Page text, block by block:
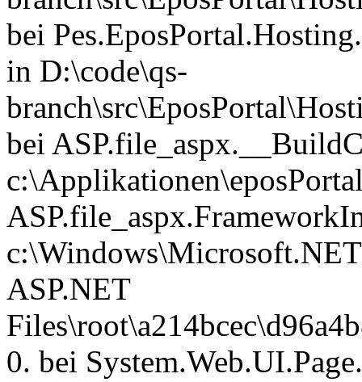
bei
in D:\code\qs-
bei
ASP.NET
0. bei